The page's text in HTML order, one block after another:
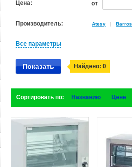
Цена: от
Производитель: Atesy | Barros
Все параметры
Показать Найдено: 0
Сортировать по: Названию Цене